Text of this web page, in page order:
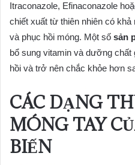
Itraconazole, Efinaconazole
chiết xuất từ thiên nhiên có
và phục hồi móng. Một số sản
bổ sung vitamin và dưỡng chất
hồi và trở nên chắc khỏe hơn
CÁC DẠNG
MÓNG TAY
BIẾN